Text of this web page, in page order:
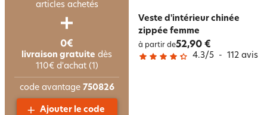
Veste d'intérieur chinée
zippée femme
à partir de52,90 €
4.3/5 - 112 avis
articles achetés
0€
livraison gratuite dès
110€ d'achat (1)
code avantage 750826
Ajouter le code